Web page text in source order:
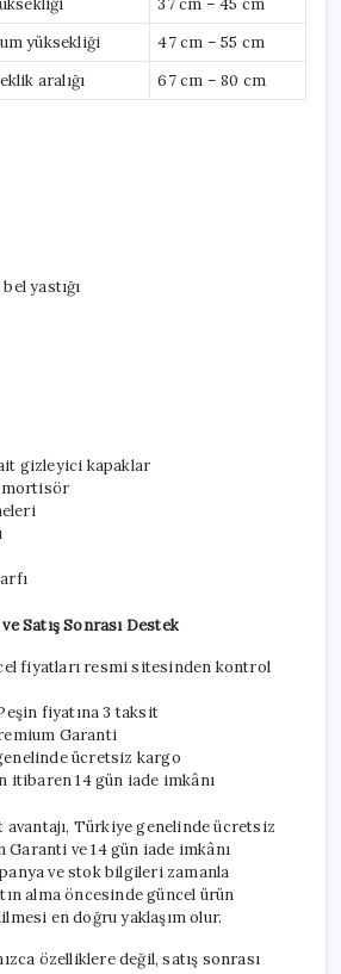
37 cm – 45 cm
yüksekliği
47 cm – 55 cm
aralığı 67 cm – 80 cm
yastığı
gizleyici kapaklar
Satış Sonrası Destek
fiyatları resmi sitesinden kontrol
fiyatına 3 taksit
Garanti
ücretsiz kargo
itibaren 14 gün iade imkânı
avantajı, Türkiye genelinde ücretsiz
ve 14 gün iade imkânı
ve stok bilgileri zamanla
alma öncesinde güncel ürün
en doğru yaklaşım olur.
özelliklere değil, satış sonrası